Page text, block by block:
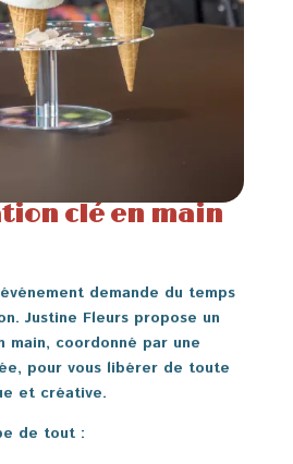
clé en main
événement demande du temps
Justine Fleurs propose un
main, coordonné par une
pour vous libérer de toute
et créative.
de tout :